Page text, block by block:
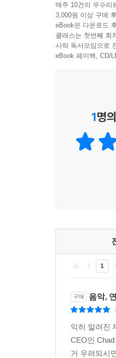
매주 10건의 우수리
3,000원 이상 구매
eBook은 다운로드
클래스는 첫번째 회
사락 독서모임으로
eBook 페이백, CD/
1명
1
구매 음악,
익히 알려진
CEO인
거 우려되시